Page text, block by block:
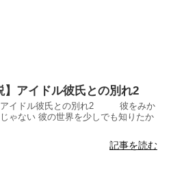
】アイドル彼氏との別れ2
アイドル彼氏との別れ2 彼をみか
ゃない 彼の世界を少しでも知りたか
記事を読む